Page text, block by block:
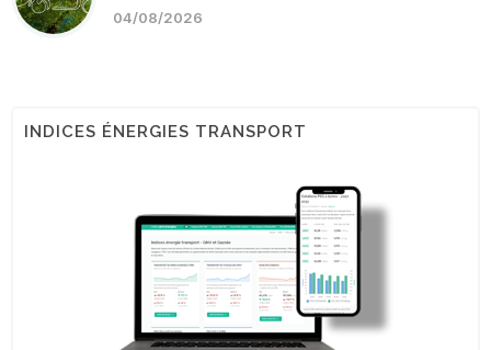
04/08/2026
INDICES ÉNERGIES TRANSPORT